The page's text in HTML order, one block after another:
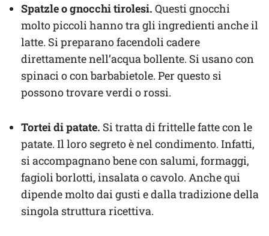
Spatzle o gnocchi tirolesi. Questi gnocchi
molto piccoli hanno tra gli ingredienti anche il
latte. Si preparano facendoli cadere
direttamente nell’acqua bollente. Si usano con
spinaci o con barbabietole. Per questo si
possono trovare verdi o rossi.
Tortei di patate. Si tratta di frittelle fatte con le
patate. Il loro segreto è nel condimento. Infatti,
si accompagnano bene con salumi, formaggi,
fagioli borlotti, insalata o cavolo. Anche qui
dipende molto dai gusti e dalla tradizione della
singola struttura ricettiva.